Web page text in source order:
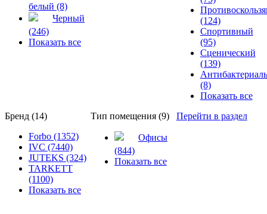
белый (8)
Черный
(246)
Показать все
(124)
Спортивный
(95)
Сценический
(139)
(8)
Показать все
Бренд (14)
Forbo (1352)
IVC (7440)
JUTEKS (324)
TARKETT
(1100)
Показать все
Тип помещения (9)
Офисы
(844)
Показать все
Перейти в раздел